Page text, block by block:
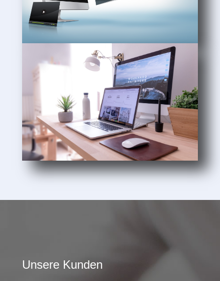
Unsere Kunden